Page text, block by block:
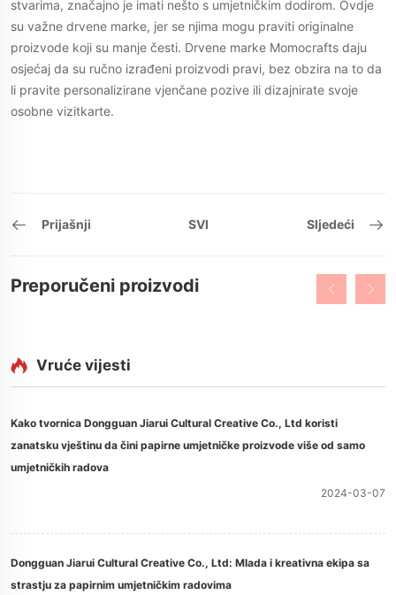
stvarima, značajno je imati nešto s umjetničkim dodirom. Ovdje
su važne drvene marke, jer se njima mogu praviti originalne
proizvode koji su manje česti. Drvene marke Momocrafts daju
osjećaj da su ručno izrađeni proizvodi pravi, bez obzira na to da
li pravite personalizirane vjenčane pozive ili dizajnirate svoje
osobne vizitkarte.
Prijašnji SVI Sljedeći
Preporučeni proizvodi
Vruće vijesti
Kako tvornica Dongguan Jiarui Cultural Creative Co., Ltd koristi
zanatsku vještinu da čini papirne umjetničke proizvode više od samo
umjetničkih radova
2024-03-07
Dongguan Jiarui Cultural Creative Co., Ltd: Mlada i kreativna ekipa sa
strastju za papirnim umjetničkim radovima